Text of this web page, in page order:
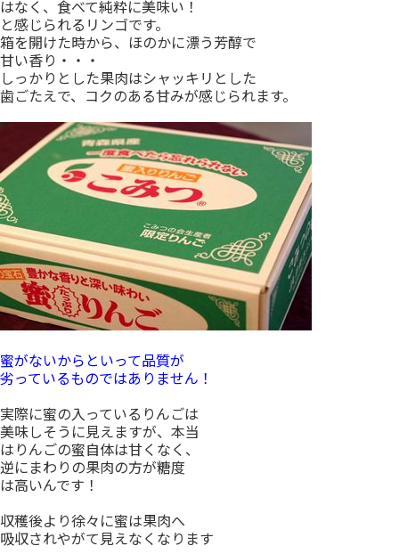
はなく、食べて純粋に美味い！
と感じられるリンゴです。
箱を開けた時から、ほのかに漂う芳醇で
甘い香り・・・
しっかりとした果肉はシャッキリとした
歯ごたえで、コクのある甘みが感じられます。
蜜がないからといって品質が
劣っているものではありません！
実際に蜜の入っているりんごは
美味しそうに見えますが、本当
はりんごの蜜自体は甘くなく、
逆にまわりの果肉の方が糖度
は高いんです！
収穫後より徐々に蜜は果肉へ
吸収されやがて見えなくなります